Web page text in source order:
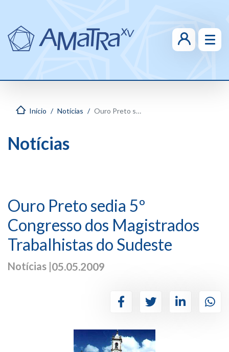
Notícias
Início Notícias Ouro Preto sedia 5º Congresso dos Magistrados Trabalhistas do Sudeste
Ouro Preto sedia 5º
Congresso dos Magistrados
Trabalhistas do Sudeste
Notícias |05.05.2009